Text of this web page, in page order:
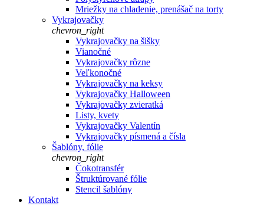
Mriežky na chladenie, prenášač na torty
Vykrajovačky
chevron_right
Vykrajovačky na šišky
Vianočné
Vykrajovačky rôzne
Veľkonočné
Vykrajovačky na keksy
Vykrajovačky Halloween
Vykrajovačky zvieratká
Listy, kvety
Vykrajovačky Valentín
Vykrajovačky písmená a čísla
Šablóny, fólie
chevron_right
Čokotransfér
Štruktúrované fólie
Stencil šablóny
Kontakt